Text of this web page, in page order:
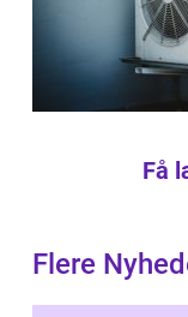
Få
Flere